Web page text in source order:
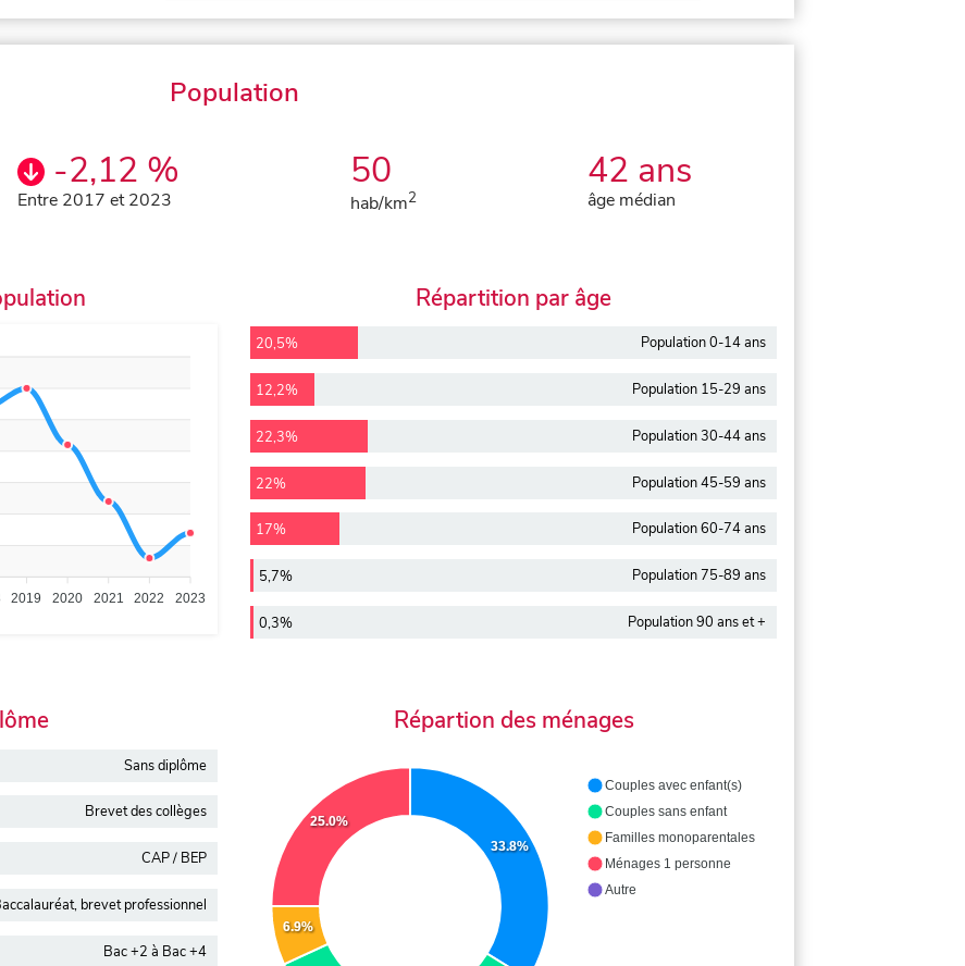
Population
-2,12 %
Entre 2017 et 2023
50
hab/km2
42 ans
âge médian
2019 2020 2021 2022 2023
Répartition par âge
20,5% Population 0-14 ans
12,2% Population 15-29 ans
22,3% Population 30-44 ans
22% Population 45-59 ans
17% Population 60-74 ans
5,7% Population 75-89 ans
0,3% Population 90 ans et +
Sans diplôme
Brevet des collèges
CAP / BEP
brevet professionnel
Bac +2 à Bac +4
Répartion des ménages
33.8%
6.9%
25.0%
Couples avec enfant(s)
Couples sans enfant
Familles monoparentales
Ménages 1 personne
Autre